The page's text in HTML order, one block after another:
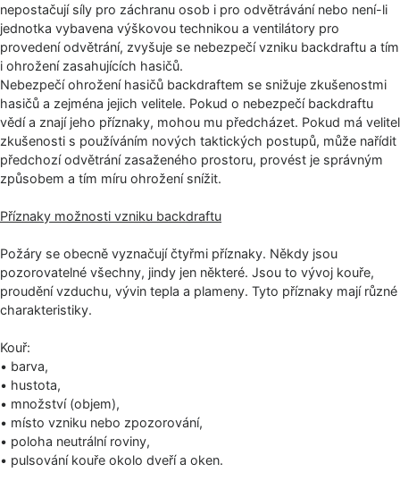
nepostačují síly pro záchranu osob i pro odvětrávání nebo není-li
jednotka vybavena výškovou technikou a ventilátory pro
provedení odvětrání, zvyšuje se nebezpečí vzniku backdraftu a tím
i ohrožení zasahujících hasičů.
Nebezpečí ohrožení hasičů backdraftem se snižuje zkušenostmi
hasičů a zejména jejich velitele. Pokud o nebezpečí backdraftu
vědí a znají jeho příznaky, mohou mu předcházet. Pokud má velitel
zkušenosti s používáním nových taktických postupů, může nařídit
předchozí odvětrání zasaženého prostoru, provést je správným
způsobem a tím míru ohrožení snížit.
Příznaky možnosti vzniku backdraftu
Požáry se obecně vyznačují čtyřmi příznaky. Někdy jsou
pozorovatelné všechny, jindy jen některé. Jsou to vývoj kouře,
proudění vzduchu, vývin tepla a plameny. Tyto příznaky mají různé
charakteristiky.
Kouř:
• barva,
• hustota,
• množství (objem),
• místo vzniku nebo zpozorování,
• poloha neutrální roviny,
• pulsování kouře okolo dveří a oken.